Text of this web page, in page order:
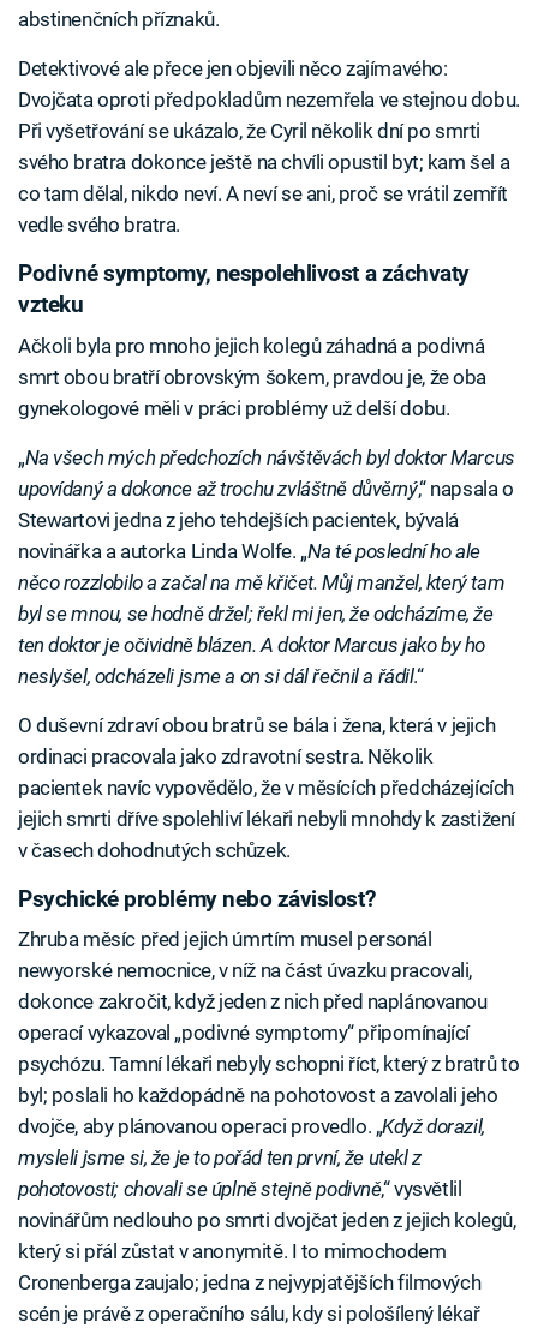
abstinenčních příznaků.
Detektivové ale přece jen objevili něco zajímavého:
Dvojčata oproti předpokladům nezemřela ve stejnou dobu.
Při vyšetřování se ukázalo, že Cyril několik dní po smrti
svého bratra dokonce ještě na chvíli opustil byt; kam šel a
co tam dělal, nikdo neví. A neví se ani, proč se vrátil zemřít
vedle svého bratra.
Podivné symptomy, nespolehlivost a záchvaty
vzteku
Ačkoli byla pro mnoho jejich kolegů záhadná a podivná
smrt obou bratří obrovským šokem, pravdou je, že oba
gynekologové měli v práci problémy už delší dobu.
„Na všech mých předchozích návštěvách byl doktor Marcus
upovídaný a dokonce až trochu zvláštně důvěrný,“ napsala o
Stewartovi jedna z jeho tehdejších pacientek, bývalá
novinářka a autorka Linda Wolfe. „Na té poslední ho ale
něco rozzlobilo a začal na mě křičet. Můj manžel, který tam
byl se mnou, se hodně držel; řekl mi jen, že odcházíme, že
ten doktor je očividně blázen. A doktor Marcus jako by ho
neslyšel, odcházeli jsme a on si dál řečnil a řádil.“
O duševní zdraví obou bratrů se bála i žena, která v jejich
ordinaci pracovala jako zdravotní sestra. Několik
pacientek navíc vypovědělo, že v měsících předcházejících
jejich smrti dříve spolehliví lékaři nebyli mnohdy k zastižení
v časech dohodnutých schůzek.
Psychické problémy nebo závislost?
Zhruba měsíc před jejich úmrtím musel personál
newyorské nemocnice, v níž na část úvazku pracovali,
dokonce zakročit, když jeden z nich před naplánovanou
operací vykazoval „podivné symptomy“ připomínající
psychózu. Tamní lékaři nebyly schopni říct, který z bratrů to
byl; poslali ho každopádně na pohotovost a zavolali jeho
dvojče, aby plánovanou operaci provedlo. „Když dorazil,
mysleli jsme si, že je to pořád ten první, že utekl z
pohotovosti; chovali se úplně stejně podivně,“ vysvětlil
novinářům nedlouho po smrti dvojčat jeden z jejich kolegů,
který si přál zůstat v anonymitě. I to mimochodem
Cronenberga zaujalo; jedna z nejvypjatějších filmových
scén je právě z operačního sálu, kdy si pološílený lékař